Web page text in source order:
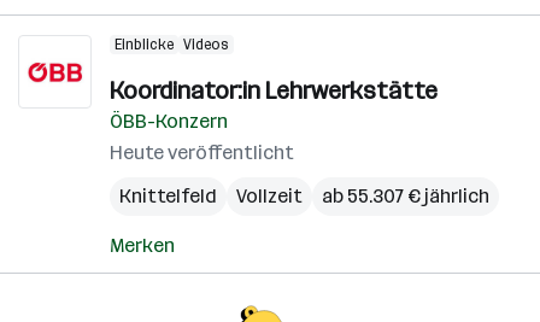
Einblicke Videos
Koordinator:in Lehrwerkstätte
ÖBB-Konzern
Heute veröffentlicht
Knittelfeld
Vollzeit ab 55.307 € jährlich
Merken